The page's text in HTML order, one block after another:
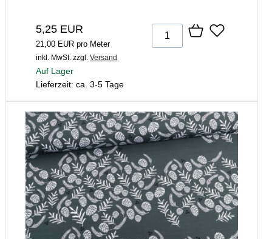
5,25 EUR
21,00 EUR pro Meter
inkl. MwSt. zzgl. Versand
Auf Lager
Lieferzeit: ca. 3-5 Tage